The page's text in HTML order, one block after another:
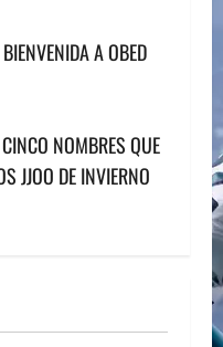
A OBED
NOMBRES QUE
JJOO DE INVIERNO